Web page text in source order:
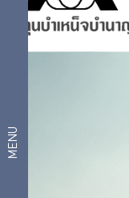
MENU
กำกับ